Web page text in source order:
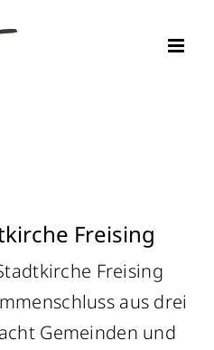
Freising
Freising
aus drei
Gemeinden und